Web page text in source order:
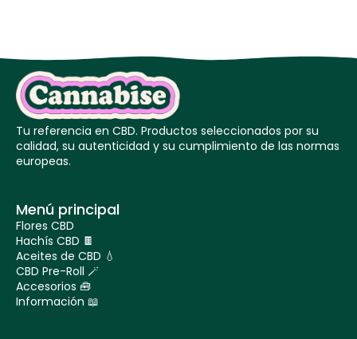
Tu referencia en CBD. Productos seleccionados por su
calidad, su autenticidad y su cumplimiento de las normas
europeas.
Menú principal
Flores CBD
Hachís CBD 🍫
Aceites de CBD 💧
CBD Pre-Roll 🪄
Accesorios 🧰
Información 📖